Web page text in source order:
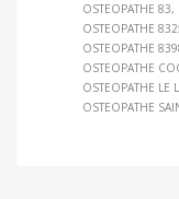
OSTEOPATHE 83
OSTEOPATHE
OSTEOPATHE
OSTEOPATHE
OSTEOPATHE LE
OSTEOPATHE